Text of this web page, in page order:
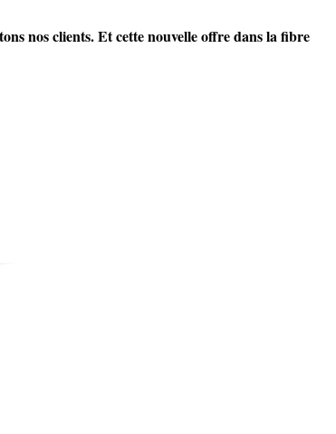
nos clients. Et cette nouvelle offre dans la fibre